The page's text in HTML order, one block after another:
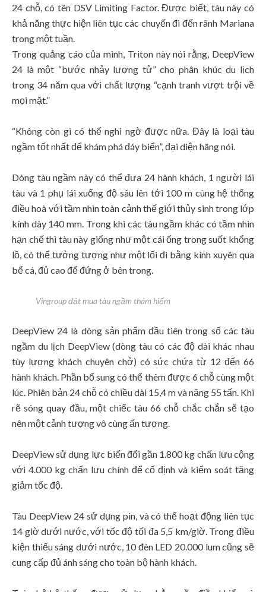
24 chỗ, có tên DSV Limiting Factor. Được biết, tàu này có
khả năng thực hiện liên tục các chuyến đi đến rãnh Mariana
trong một tuần.
Trong quảng cáo của mình, Triton này nói rằng, DeepView
24 là một “bước nhảy lượng tử” cho phân khúc du lịch
trong 34 năm qua với chất lượng “cạnh tranh vượt trội về
mọi mặt.”
“Không còn gì có thể nghi ngờ được nữa. Đây là loại tàu
ngầm tốt nhất để khám phá đáy biển”, đại diện hãng nói.
Dòng tàu ngầm này có thể đưa 24 hành khách, 1 người lái
tàu và 1 phụ lái xuống độ sâu lên tới 100 m cùng hệ thống
điều hoà với tầm nhìn toàn cảnh thế giới thủy sinh trong lớp
kính dày 140 mm. Trong khi các tàu ngầm khác có tầm nhìn
hạn chế thì tàu này giống như một cái ống trong suốt khổng
lồ, có thể tưởng tượng như một lối đi bằng kính xuyên qua
bể cá, đủ cao để đứng ở bên trong.
Vingroup đặt mua tàu ngầm thám hiểm
DeepView 24 là dòng sản phẩm đầu tiên trong số các tàu
ngầm du lịch DeepView (dòng tàu có các độ dài khác nhau
tùy lượng khách chuyên chở) có sức chứa từ 12 đến 66
hành khách. Phần bổ sung có thể thêm được 6 chỗ cùng một
lúc. Phiên bản 24 chỗ có chiều dài 15,4 m và nặng 55 tấn. Khi
rẽ sóng quay đầu, một chiếc tàu 66 chỗ chắc chắn sẽ tạo
nên một cảnh tượng vô cùng ấn tượng.
DeepView sử dụng lực biến đổi gần 1.800 kg chấn lưu cộng
với 4.000 kg chấn lưu chính để cố định và kiểm soát tăng
giảm tốc độ.
Tàu DeepView 24 sử dụng pin, và có thể hoạt động liên tục
14 giờ dưới nước, với tốc độ tối đa 5,5 km/giờ. Trong điều
kiện thiếu sáng dưới nước, 10 đèn LED 20.000 lum cũng sẽ
cung cấp đủ ánh sáng cho toàn bộ hành khách.